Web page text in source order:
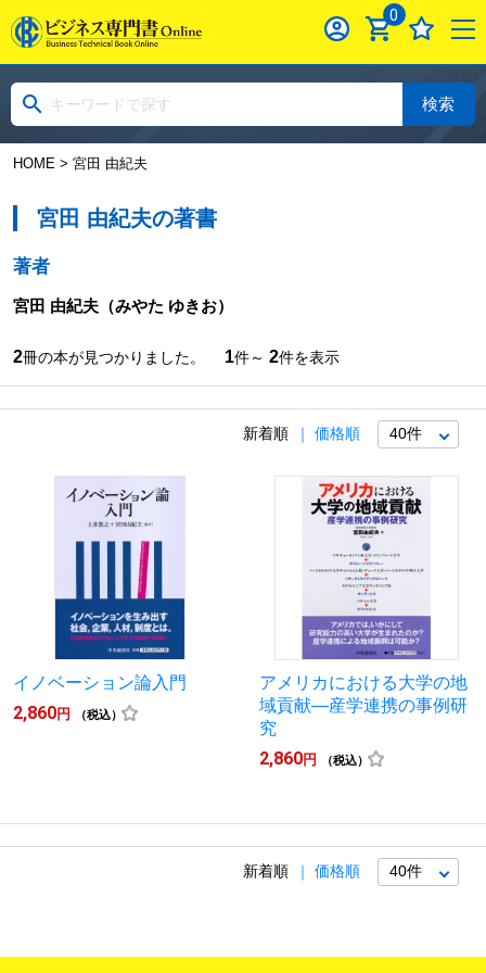
0
検索
HOME> 宮田 由紀夫
宮田 由紀夫の著書
著者
宮田 由紀夫（みやた ゆきお）
2冊の本が見つかりました。 1件～ 2件を表示
新着順 価格順
イノベーション論入門
2,860円 （税込）
アメリカにおける大学の地
域貢献―産学連携の事例研
究
2,860円 （税込）
新着順 価格順